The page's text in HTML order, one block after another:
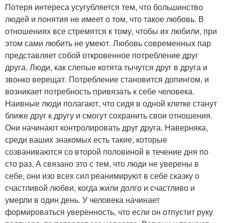
Потеря интереса усугубляется тем, что большинство
людей и понятия не имеет о том, что такое любовь. В
отношениях все стремятся к тому, чтобы их любили, при
этом сами любить не умеют. Любовь современных пар
представляет собой откровенное потребление друг
друга. Люди, как слепые котята тычутся друг в друга и
звонко верещат. Потребление становится допингом, и
возникает потребность привязать к себе человека.
Наивные люди полагают, что сидя в одной клетке станут
ближе друг к другу и смогут сохранить свои отношения.
Они начинают контролировать друг друга. Наверняка,
среди ваших знакомых есть такие, которые
созваниваются со второй половиной в течение дня по
сто раз. А связано это с тем, что люди не уверены в
себе, они изо всех сил реанимируют в себе сказку о
счастливой любви, когда жили долго и счастливо и
умерли в один день. У человека начинает
формироваться уверенность, что если он отпустит руку